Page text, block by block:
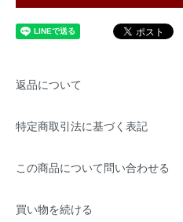
返品について
特定商取引法に基づく表記
この商品について問い合わせる
買い物を続ける